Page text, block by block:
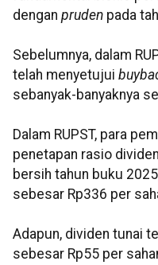
dengan pruden pada
Sebelumnya, dalam
telah menyetujui
sebanyak-banyaknya
Dalam RUPST, para
penetapan rasio
bersih tahun buku
sebesar Rp336 per
Adapun, dividen tunai
sebesar Rp55 per